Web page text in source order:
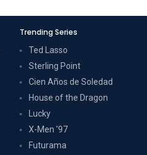
Trending Series
Ted Lasso
Sterling Point
Cien Años de Soledad
House of the Dragon
Lucky
X-Men '97
Futurama